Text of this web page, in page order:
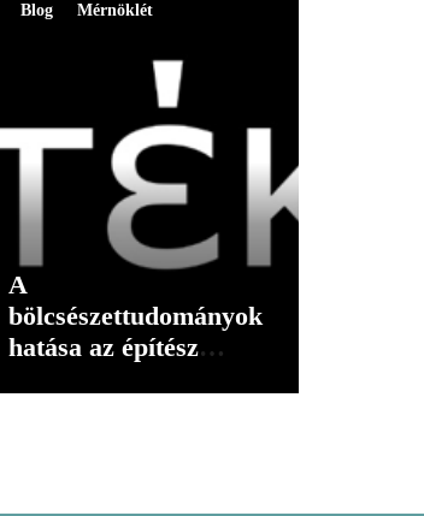
Blog Mérnöklét
A
bölcsészettudományok
hatása az építész